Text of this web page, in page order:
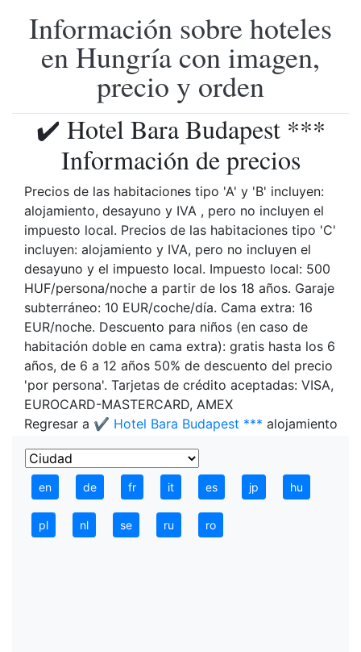
Información sobre hoteles
en Hungría con imagen,
precio y orden
✔️ Hotel Bara Budapest ***
Información de precios
Precios de las habitaciones tipo 'A' y 'B' incluyen:
alojamiento, desayuno y IVA , pero no incluyen el
impuesto local. Precios de las habitaciones tipo 'C'
incluyen: alojamiento y IVA, pero no incluyen el
desayuno y el impuesto local. Impuesto local: 500
HUF/persona/noche a partir de los 18 años. Garaje
subterráneo: 10 EUR/coche/día. Cama extra: 16
EUR/noche. Descuento para niños (en caso de
habitación doble en cama extra): gratis hasta los 6
años, de 6 a 12 años 50% de descuento del precio
'por persona'. Tarjetas de crédito aceptadas: VISA,
EUROCARD-MASTERCARD, AMEX
Regresar a ✔️ Hotel Bara Budapest *** alojamiento
en de fr it es jp hu
pl nl se ru ro